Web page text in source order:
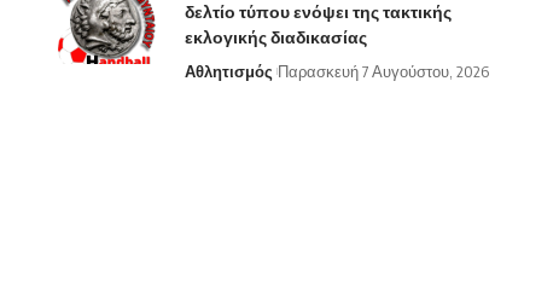
δελτίο τύπου ενόψει της τακτικής
εκλογικής διαδικασίας
Αθλητισμός Παρασκευή 7 Αυγούστου, 2026